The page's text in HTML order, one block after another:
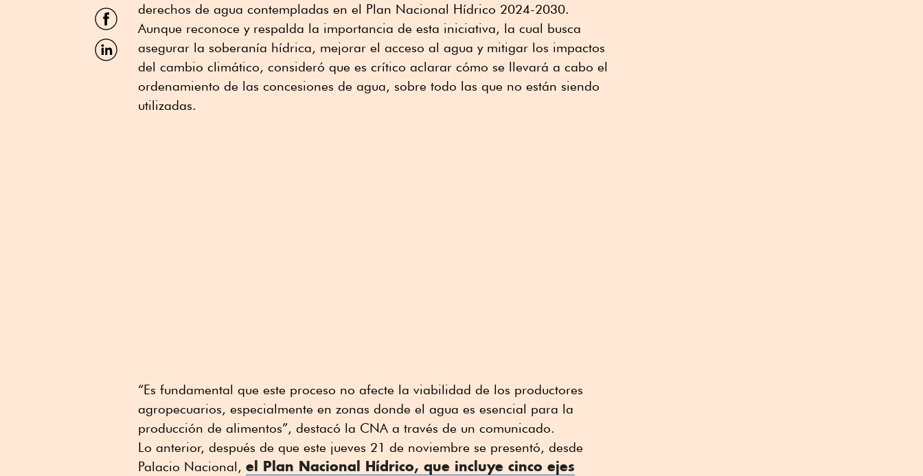
Twitter
Compartir
por
Facebook
Compartir
por
derechos de agua contempladas en el Plan Nacional Hídrico 2024-2030.
Aunque reconoce y respalda la importancia de esta iniciativa, la cual busca
asegurar la soberanía hídrica, mejorar el acceso al agua y mitigar los impactos
del cambio climático, consideró que es crítico aclarar cómo se llevará a cabo el
ordenamiento de las concesiones de agua, sobre todo las que no están siendo
utilizadas.
“Es fundamental que este proceso no afecte la viabilidad de los productores
agropecuarios, especialmente en zonas donde el agua es esencial para la
producción de alimentos”, destacó la CNA a través de un comunicado.
Lo anterior, después de que este jueves 21 de noviembre se presentó, desde
Palacio Nacional, el Plan Nacional Hídrico, que incluye cinco ejes